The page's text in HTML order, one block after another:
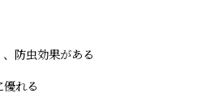
防虫効果がある
れる